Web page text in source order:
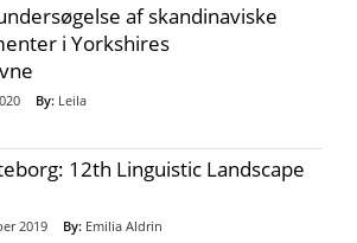
af skandinaviske
i Yorkshires
By: Leila
undersøgelse af skandinaviske stednavneelementer i
12th Linguistic Landscape
2019 By: Emilia Aldrin